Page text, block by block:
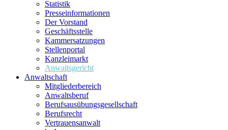
Statistik
Presseinformationen
Der Vorstand
Geschäftsstelle
Kammersatzungen
Stellenportal
Kanzleimarkt
Anwaltsgericht
Anwaltschaft
Mitgliederbereich
Anwaltsberuf
Berufsausübungs­gesellschaft
Berufsrecht
Vertrauensanwalt